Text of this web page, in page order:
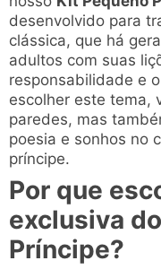
desenvolvido para
clássica, que há
adultos com suas
responsabilidade e
escolher este tema,
paredes, mas
poesia e sonhos no
príncipe.
Por que
exclusiva
Príncipe?